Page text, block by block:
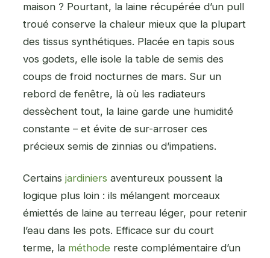
maison ? Pourtant, la laine récupérée d’un pull
troué conserve la chaleur mieux que la plupart
des tissus synthétiques. Placée en tapis sous
vos godets, elle isole la table de semis des
coups de froid nocturnes de mars. Sur un
rebord de fenêtre, là où les radiateurs
dessèchent tout, la laine garde une humidité
constante – et évite de sur-arroser ces
précieux semis de zinnias ou d’impatiens.
Certains jardiniers aventureux poussent la
logique plus loin : ils mélangent morceaux
émiettés de laine au terreau léger, pour retenir
l’eau dans les pots. Efficace sur du court
terme, la méthode reste complémentaire d’un